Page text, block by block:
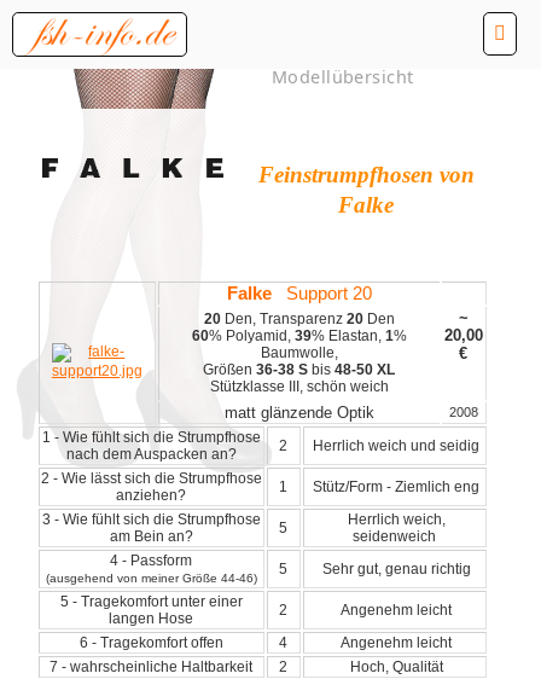
Modellübersicht
Feinstrumpfhosen von
Falke
FalkeSupport 20
20Den, Transparenz 20Den
60% Polyamid, 39% Elastan, 1%
Baumwolle,
Größen36-38 S bis48-50 XL
Stützklasse III, schön weich
~
20,00
€
matt glänzende Optik 2008
1 - Wie fühlt sich die Strumpfhose
nach dem Auspacken an?
2
Herrlich weich und seidig
2 - Wie lässt sich die Strumpfhose
anziehen?
1
Stütz/Form - Ziemlich eng
3 - Wie fühlt sich die Strumpfhose
am Bein an?
5
Herrlich weich,
seidenweich
4 - Passform
(ausgehend von meiner Größe 44-46)
5
Sehr gut, genau richtig
5 - Tragekomfort unter einer
langen Hose
2
Angenehm leicht
6 - Tragekomfort offen
4
Angenehm leicht
7 - wahrscheinliche Haltbarkeit
2
Hoch, Qualität